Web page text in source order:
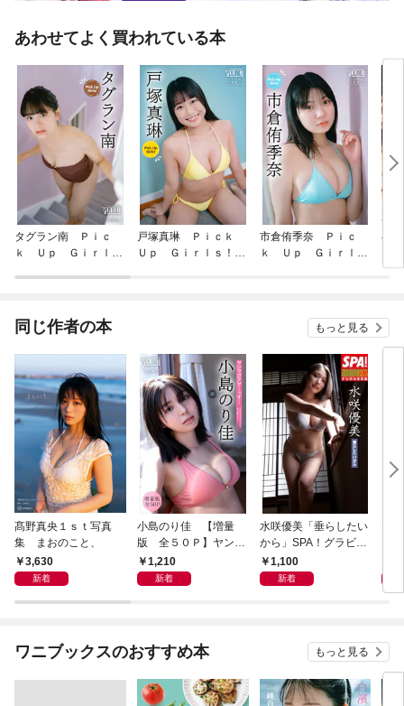
あわせてよく買われている本
タグラン南 Ｐｉｃ
ｋ Ｕｐ Ｇｉｒｌ
戸塚真琳 Ｐｉｃｋ
Ｕｐ Ｇｉｒｌｓ！
市倉侑季奈 Ｐｉｃ
ｋ Ｕｐ Ｇｉｒｌ
小
同じ作者の本 もっと見る
髙野真央１ｓｔ写真
集 まおのこと、
3,630
新着
小島のり佳 【増量
版 全５０Ｐ】ヤンマ
ガアザーっす！＜ＹＭ
２０２６年２５号未公
1,210
新着
水咲優美「垂らしたい
から」SPA！グラビア
ン魂デジタル写真集
1,100
新着
ラ】
ワニブックスのおすすめ本 もっと見る